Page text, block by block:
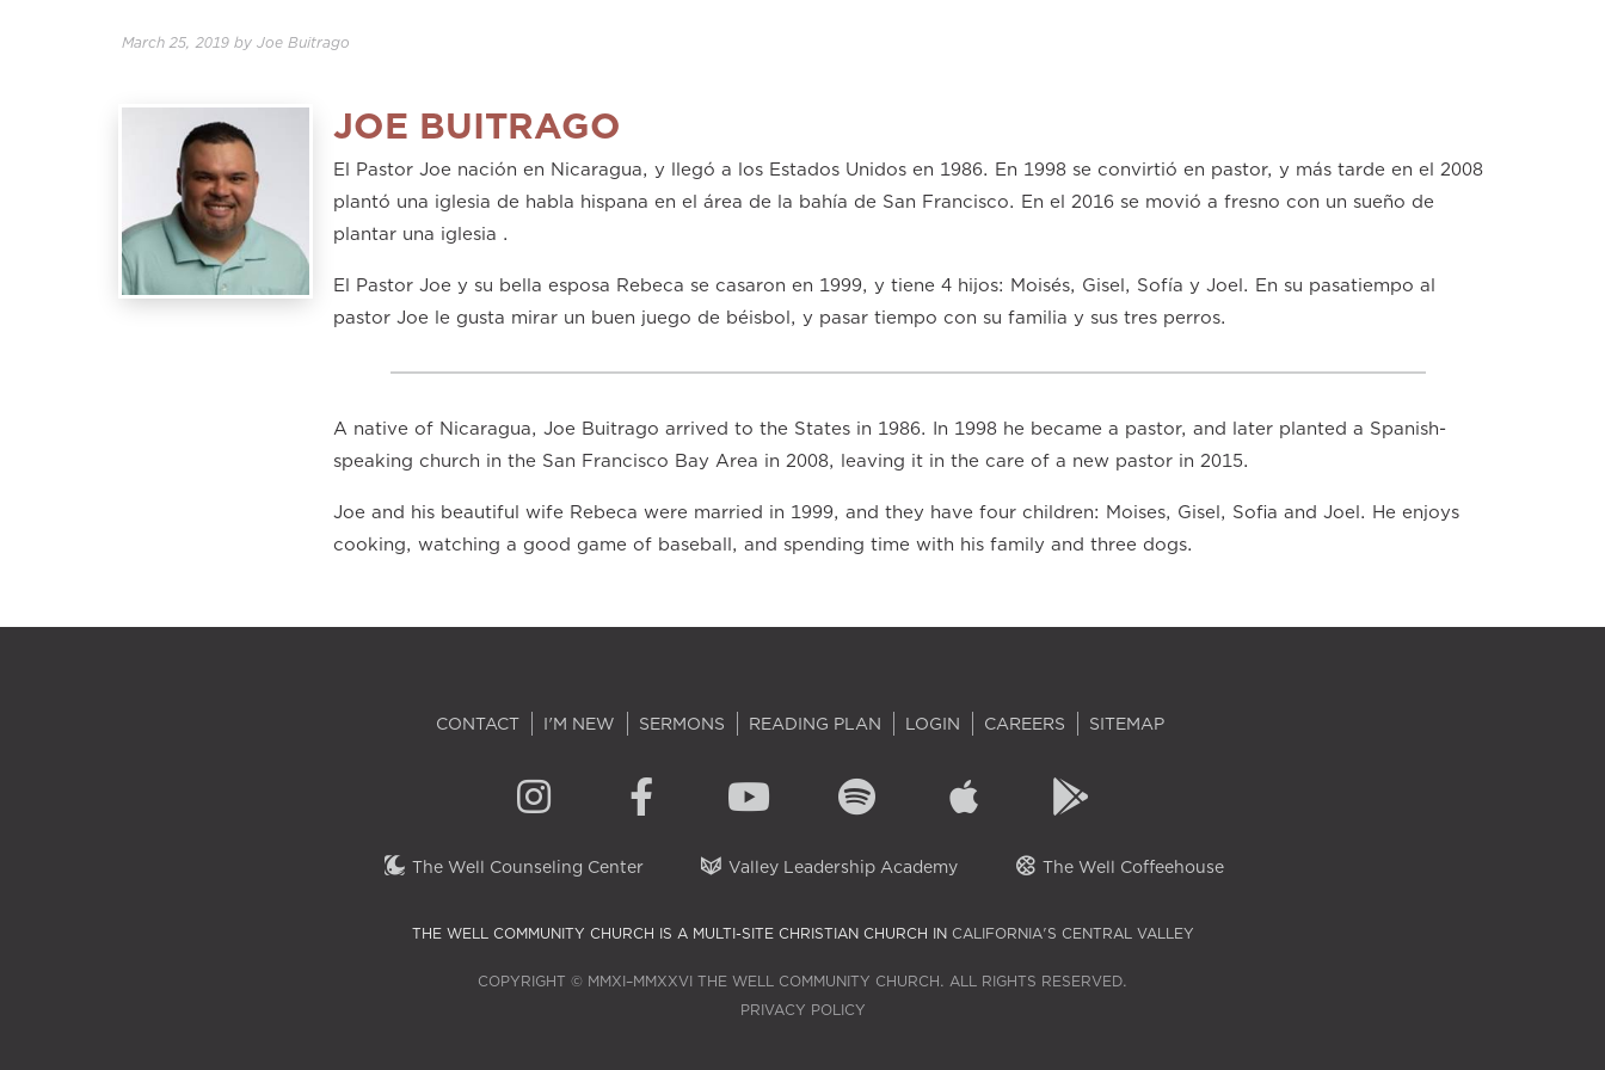
March 25, 2019 by Joe Buitrago
JOE BUITRAGO
El Pastor Joe nación en Nicaragua, y llegó a los Estados Unidos en 1986. En 1998 se convirtió en pastor, y más tarde en el 2008
plantó una iglesia de habla hispana en el área de la bahía de San Francisco. En el 2016 se movió a fresno con un sueño de
plantar una iglesia .
El Pastor Joe y su bella esposa Rebeca se casaron en 1999, y tiene 4 hijos: Moisés, Gisel, Sofía y Joel. En su pasatiempo al
pastor Joe le gusta mirar un buen juego de béisbol, y pasar tiempo con su familia y sus tres perros.
A native of Nicaragua, Joe Buitrago arrived to the States in 1986. In 1998 he became a pastor, and later planted a Spanish-
speaking church in the San Francisco Bay Area in 2008, leaving it in the care of a new pastor in 2015.
Joe and his beautiful wife Rebeca were married in 1999, and they have four children: Moises, Gisel, Sofia and Joel. He enjoys
cooking, watching a good game of baseball, and spending time with his family and three dogs.
CONTACT I'M NEW SERMONS READING PLAN LOGIN CAREERS SITEMAP
The Well Counseling Center Valley Leadership Academy The Well Coffeehouse
THE WELL COMMUNITY CHURCH IS A MULTI-SITE CHRISTIAN CHURCH IN CALIFORNIA'S CENTRAL VALLEY
COPYRIGHT © MMXI–MMXXVI THE WELL COMMUNITY CHURCH. ALL RIGHTS RESERVED.
PRIVACY POLICY